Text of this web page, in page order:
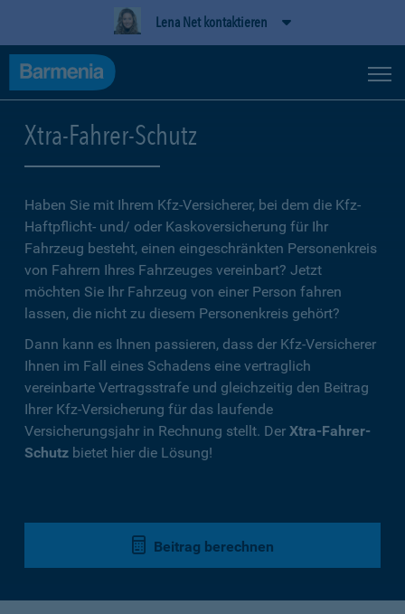
Lena Net kontaktieren
Xtra-Fahrer-Schutz
Haben Sie mit Ihrem Kfz-Versicherer, bei dem die Kfz-
Haftpflicht- und/ oder Kaskoversicherung für Ihr
Fahrzeug besteht, einen eingeschränkten Personenkreis
von Fahrern Ihres Fahrzeuges vereinbart? Jetzt
möchten Sie Ihr Fahrzeug von einer Person fahren
lassen, die nicht zu diesem Personenkreis gehört?
Dann kann es Ihnen passieren, dass der Kfz-Versicherer
Ihnen im Fall eines Schadens eine vertraglich
vereinbarte Vertragsstrafe und gleichzeitig den Beitrag
Ihrer Kfz-Versicherung für das laufende
Versicherungsjahr in Rechnung stellt. Der Xtra-Fahrer-
Schutz bietet hier die Lösung!
Beitrag berechnen